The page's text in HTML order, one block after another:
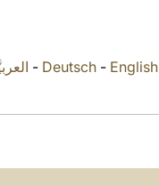
- Deutsch - English